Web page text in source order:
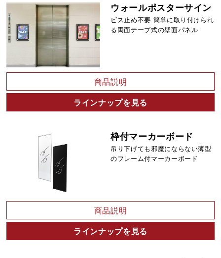
ウォールポスターサイン
ビス止め不要 簡単に取り付けられ
る両面テープ式の壁面パネル
商品説明
ラインナップを見る
枠付マーカーボード
吊り下げても邪魔にならない薄型
のフレーム付マーカーボード
商品説明
ラインナップを見る